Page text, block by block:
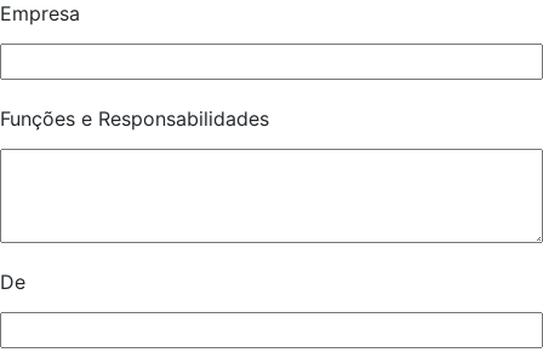
Empresa
Funções e Responsabilidades
De